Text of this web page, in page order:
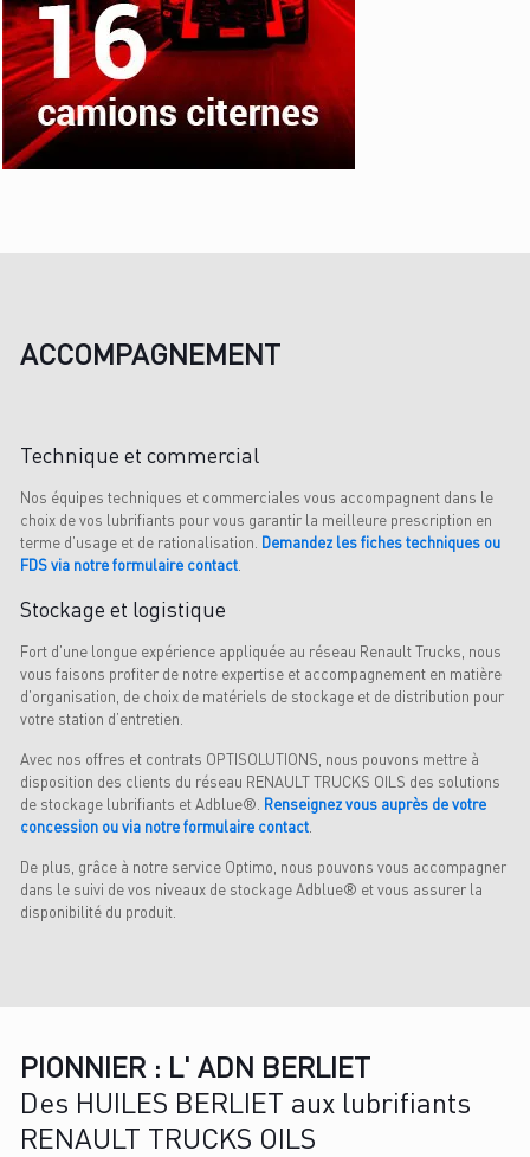
ACCOMPAGNEMENT
Technique et commercial
Nos équipes techniques et commerciales vous accompagnent dans le
choix de vos lubrifiants pour vous garantir la meilleure prescription en
terme d’usage et de rationalisation. Demandez les fiches techniques ou
FDS via notre formulaire contact.
Stockage et logistique
Fort d’une longue expérience appliquée au réseau Renault Trucks, nous
vous faisons profiter de notre expertise et accompagnement en matière
d’organisation, de choix de matériels de stockage et de distribution pour
votre station d’entretien.
Avec nos offres et contrats OPTISOLUTIONS, nous pouvons mettre à
disposition des clients du réseau RENAULT TRUCKS OILS des solutions
de stockage lubrifiants et Adblue®. Renseignez vous auprès de votre
concession ou via notre formulaire contact.
De plus, grâce à notre service Optimo, nous pouvons vous accompagner
dans le suivi de vos niveaux de stockage Adblue® et vous assurer la
disponibilité du produit.
PIONNIER : L' ADN BERLIET
Des HUILES BERLIET aux lubrifiants
RENAULT TRUCKS OILS